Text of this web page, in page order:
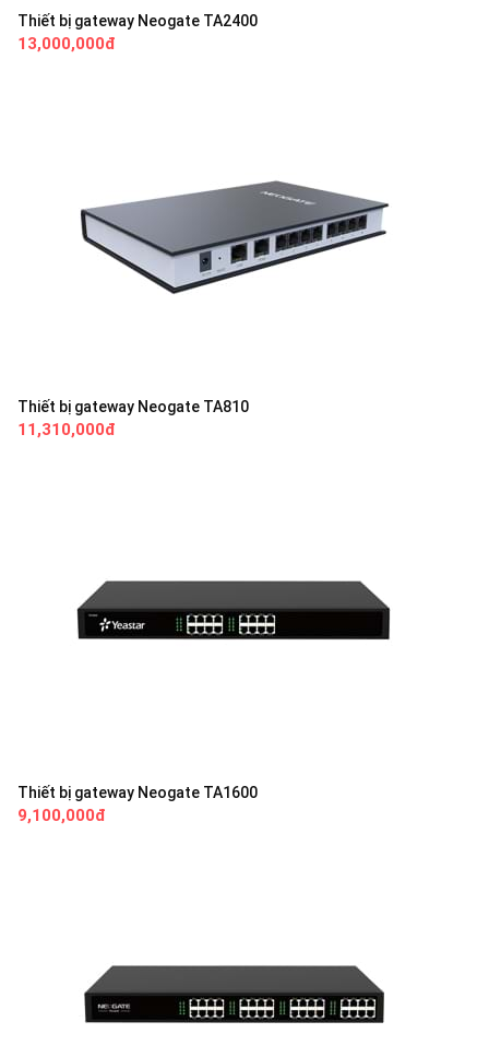
Thiết bị gateway Neogate TA2400
13,000,000đ
Thiết bị gateway Neogate TA810
11,310,000đ
Thiết bị gateway Neogate TA1600
9,100,000đ